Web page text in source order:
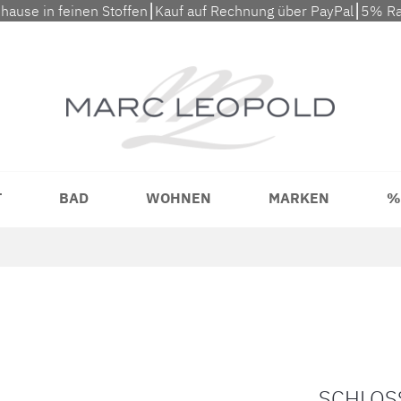
in feinen Stoffen⎮Kauf auf Rechnung über PayPal⎮5%
BAD WOHNEN MARKEN